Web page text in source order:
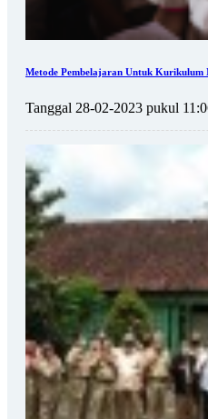
Metode Pembelajaran Untuk Kurikulum
Tanggal 28-02-2023 pukul